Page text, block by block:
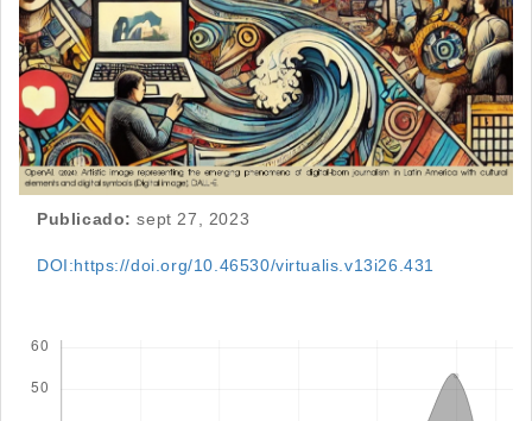
Publicado: sept 27, 2023
DOI:https://doi.org/10.46530/virtualis.v13i26.431